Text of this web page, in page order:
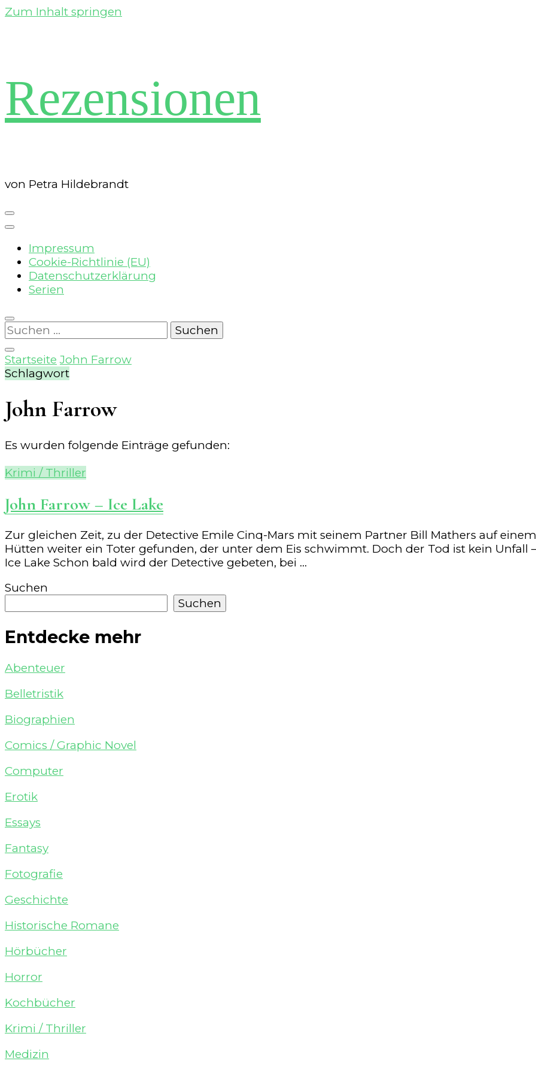
Zum Inhalt springen
Rezensionen
von Petra Hildebrandt
Impressum
Cookie-Richtlinie (EU)
Datenschutzerklärung
Serien
Suchen
nach:
Startseite John Farrow
Schlagwort
John Farrow
Es wurden folgende Einträge gefunden:
Krimi / Thriller
John Farrow – Ice Lake
Zur gleichen Zeit, zu der Detective Emile Cinq-Mars mit seinem Partner Bill Mathers auf
Hütten weiter ein Toter gefunden, der unter dem Eis schwimmt. Doch der Tod ist kein Unfall
Ice Lake Schon bald wird der Detective gebeten, bei …
Suchen
Suchen
Entdecke mehr
Abenteuer
Belletristik
Biographien
Comics / Graphic Novel
Computer
Erotik
Essays
Fantasy
Fotografie
Geschichte
Historische Romane
Hörbücher
Horror
Kochbücher
Krimi / Thriller
Medizin